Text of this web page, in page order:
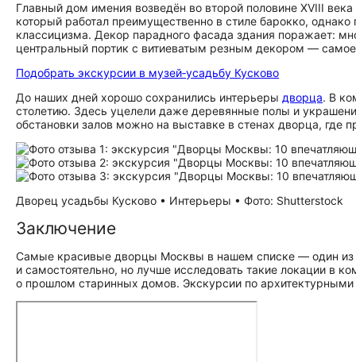
Главный дом имения возведён во второй половине XVIII
который работал преимущественно в стиле барокко,
классицизма. Декор парадного фасада здания поражает:
центральный портик с витиеватым резным декором —
Подобрать экскурсии в музей‑усадьбу Кусково
До наших дней хорошо сохранились интерьеры дворца. В
столетию. Здесь уцелели даже деревянные полы и
обстановки залов можно на выставке в стенах дворца,
Дворец усадьбы Кусково • Интерьеры • Фото: Shutterstock
Заключение
Самые красивые дворцы Москвы в нашем списке — один из
и самостоятельно, но лучше исследовать такие локации в
о прошлом старинных домов. Экскурсии по